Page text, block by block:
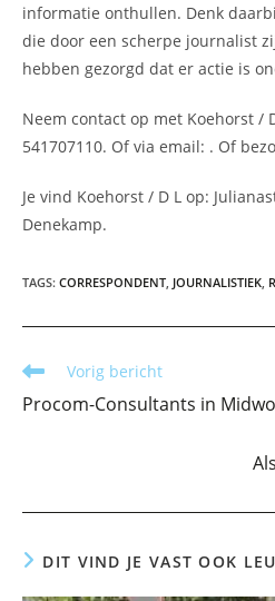
informatie onthullen. Denk
die door een scherpe journalist
hebben gezorgd dat er actie is
Neem contact op met Koehorst /
541707110. Of via email: . Of
Je vind Koehorst / D L op:
Denekamp.
TAGS: CORRESPONDENT JOURNALISTIEK
Lees
artikelen
Vorig bericht
Procom-Consultants in
DIT VIND JE VAST OOK